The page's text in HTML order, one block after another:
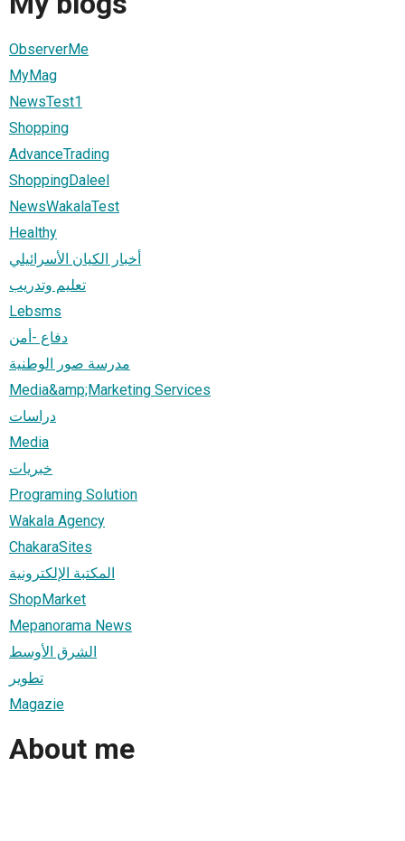
ObserverMe
MyMag
NewsTest1
Shopping
AdvanceTrading
ShoppingDaleel
NewsWakalaTest
Healthy
أخبار الكيان الأسرائيلي
تعليم وتدريب
Lebsms
دفاع -أمن
مدرسة صور الوطنية
Media&amp;Marketing Services
دراسات
Media
خبريات
Programing Solution
Wakala Agency
ChakaraSites
المكتبة الإلكترونية
ShopMarket
Mepanorama News
الشرق الأوسط
تطوير
Magazie
About me